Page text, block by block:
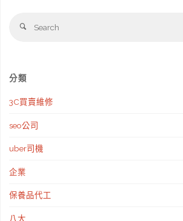
Search
分類
3C買賣維修
seo公司
uber司機
企業
保養品代工
八大